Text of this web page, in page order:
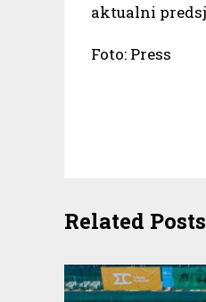
aktualni
Foto: Press
Related Posts